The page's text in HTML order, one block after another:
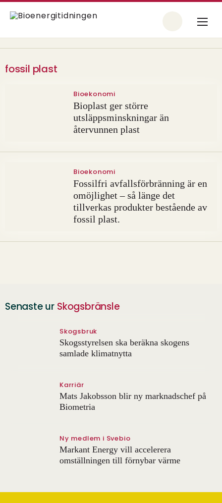
fossil plast
Bioekonomi
Bioplast ger större
utsläppsminskningar än
återvunnen plast
Bioekonomi
Fossilfri avfallsförbränning är en
omöjlighet – så länge det
tillverkas produkter bestående av
fossil plast.
Senaste ur Skogsbränsle
Skogsbruk
Skogsstyrelsen ska beräkna skogens
samlade klimatnytta
Karriär
Mats Jakobsson blir ny marknadschef på
Biometria
Ny medlem i Svebio
Markant Energy vill accelerera
omställningen till förnybar värme